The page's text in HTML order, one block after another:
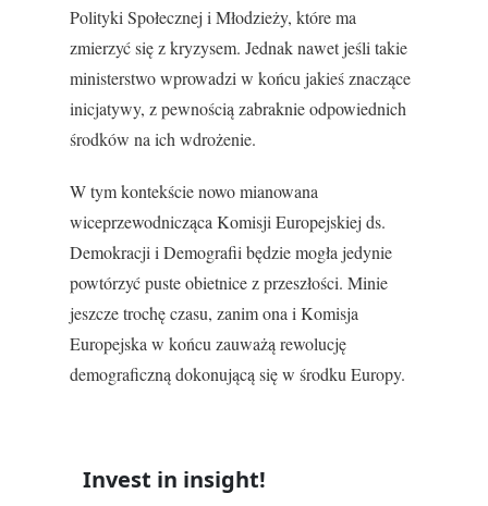
Polityki Społecznej i Młodzieży, które ma
zmierzyć się z kryzysem. Jednak nawet jeśli takie
ministerstwo wprowadzi w końcu jakieś znaczące
inicjatywy, z pewnością zabraknie odpowiednich
środków na ich wdrożenie.
W tym kontekście nowo mianowana
wiceprzewodnicząca Komisji Europejskiej ds.
Demokracji i Demografii będzie mogła jedynie
powtórzyć puste obietnice z przeszłości. Minie
jeszcze trochę czasu, zanim ona i Komisja
Europejska w końcu zauważą rewolucję
demograficzną dokonującą się w środku Europy.